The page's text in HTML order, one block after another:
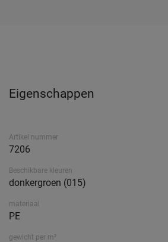
Eigenschappen
Artikel nummer
7206
Beschikbare kleuren
donkergroen (015)
materiaal
PE
gewicht per m²